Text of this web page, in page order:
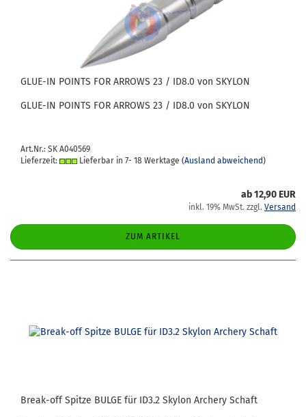
GLUE-​IN POINTS FOR AR­ROWS 23 / ID8.0 von SKY­LON
GLUE-​IN POINTS FOR AR­ROWS 23 / ID8.0 von SKY­LON
Art.Nr.: SK A040569
Lieferzeit:
Lieferbar in 7- 18 Werktage (Ausland abweichend)
ab 12,90 EUR
inkl. 19% MwSt. zzgl. Versand
ZUM ARTIKEL
Break-​​off Spit­ze BULGE für ID3.2 Sky­lon Ar­che­ry Schaft